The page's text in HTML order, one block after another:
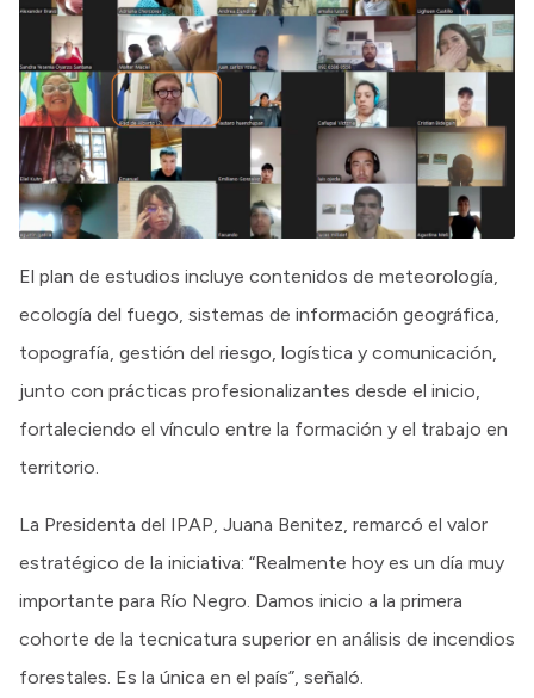
El plan de estudios incluye contenidos de meteorología,
ecología del fuego, sistemas de información geográfica,
topografía, gestión del riesgo, logística y comunicación,
junto con prácticas profesionalizantes desde el inicio,
fortaleciendo el vínculo entre la formación y el trabajo en
territorio.
La Presidenta del IPAP, Juana Benitez, remarcó el valor
estratégico de la iniciativa: “Realmente hoy es un día muy
importante para Río Negro. Damos inicio a la primera
cohorte de la tecnicatura superior en análisis de incendios
forestales. Es la única en el país”, señaló.